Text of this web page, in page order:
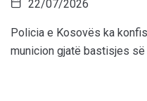
22/07/2026
Policia e Kosovës ka
municion gjatë bastisjes